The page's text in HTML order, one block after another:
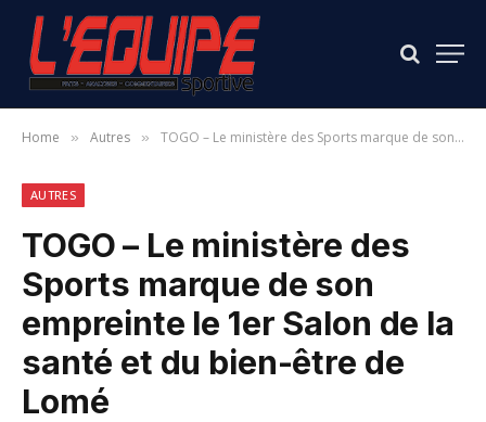
Home » Autres » TOGO – Le ministère des Sports marque de son empreinte le 1er Salon de la santé et du bien-être de Lomé
AUTRES
TOGO – Le ministère des
Sports marque de son
empreinte le 1er Salon de la
santé et du bien-être de
Lomé